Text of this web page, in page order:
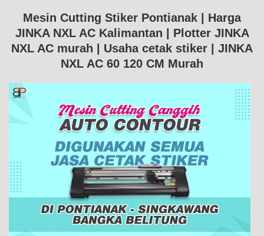
Mesin Cutting Stiker Pontianak | Harga
JINKA NXL AC Kalimantan | Plotter JINKA
NXL AC murah | Usaha cetak stiker | JINKA
NXL AC 60 120 CM Murah